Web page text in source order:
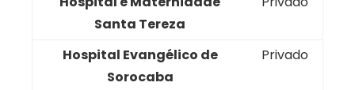
Santa Tereza
Hospital Evangélico de
Sorocaba
Privado